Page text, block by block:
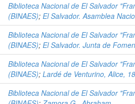
Biblioteca Nacional de El Salvador
(BINAES); El Salvador. Asamblea
Biblioteca Nacional de El Salvador
(BINAES); El Salvador. Junta de
Biblioteca Nacional de El Salvador
(BINAES); Lardé de Venturino, Alice,
Biblioteca Nacional de El Salvador